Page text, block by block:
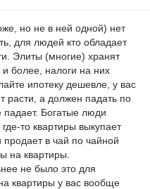
но не в ней одной) нет
для людей кто обладает
Элиты (многие) хранят
и более, налоги на них
ипотеку дешевле, у вас
расти, а должен падать по
Богатые люди
то квартиры выкупает
в чай по чайной
на квартиры.
не было это для
квартиры у вас вообще